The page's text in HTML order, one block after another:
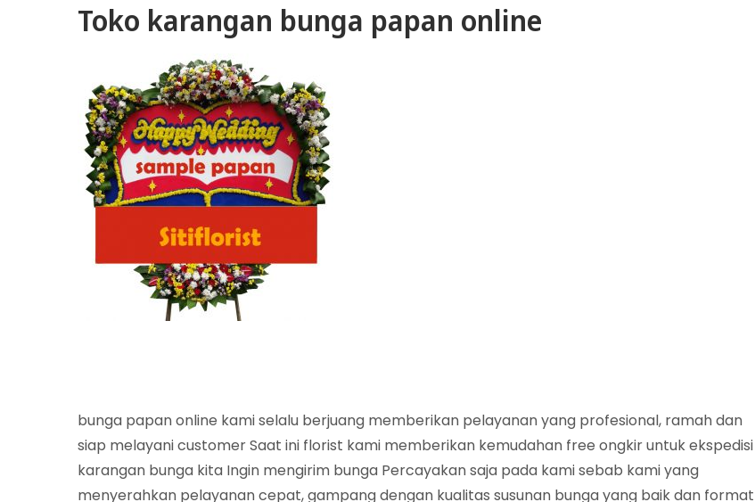
Toko karangan bunga papan online
bunga papan online kami selalu berjuang memberikan pelayanan yang profesional, ramah dan
siap melayani customer Saat ini florist kami memberikan kemudahan free ongkir untuk ekspedisi
karangan bunga kita Ingin mengirim bunga Percayakan saja pada kami sebab kami yang
menyerahkan pelayanan cepat, gampang dengan kualitas susunan bunga yang baik dan format